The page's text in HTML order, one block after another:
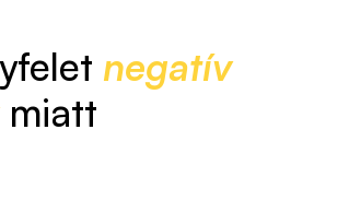
negatív
miatt